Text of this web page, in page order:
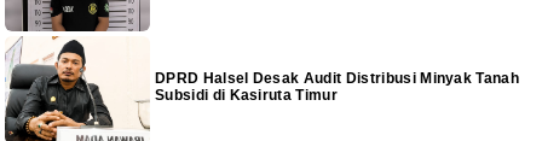
DPRD Halsel Desak Audit Distribusi Minyak Tanah
Subsidi di Kasiruta Timur